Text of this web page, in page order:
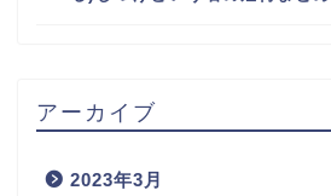
アーカイブ
2023年3月